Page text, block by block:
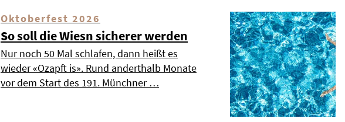
Oktoberfest 2026
So soll die Wiesn sicherer werden
Nur noch 50 Mal schlafen, dann heißt es
wieder «Ozapft is». Rund anderthalb Monate
vor dem Start des 191. Münchner …